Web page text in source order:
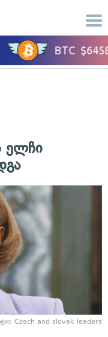
ელჩი
Czech and slovak leaders